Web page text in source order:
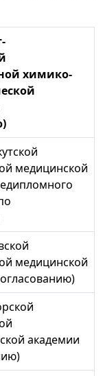
химико-
медицинской
медицинской
академии